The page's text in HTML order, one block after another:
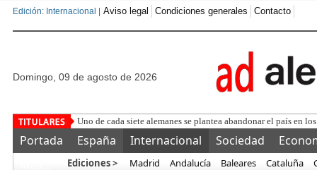
Edición: Internacional | Aviso legal Condiciones generales Contacto
domingo, 09 de agosto de 2026
La Unión Europea detecta aceitu
Portada España Internacional Sociedad
Ediciones > Madrid Andalucía Baleares Cataluña